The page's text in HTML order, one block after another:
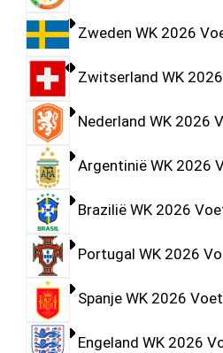
Zweden WK 2026
Zwitserland WK
Nederland WK 2026
Argentinië WK 2026
Brazilië WK 2026
Portugal WK 2026
Spanje WK 2026
Engeland WK 2026